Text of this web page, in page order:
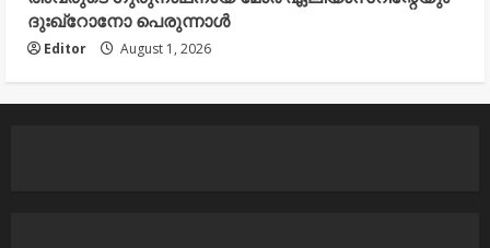
ദുഃഖ്റോനോ പെരുന്നാൾ
Editor August 1, 2026